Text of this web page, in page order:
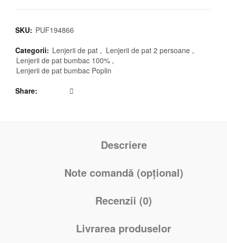
SKU: PUF194866
Categorii: Lenjerii de pat , Lenjerii de pat 2 persoane ,
Lenjerii de pat bumbac 100% ,
Lenjerii de pat bumbac Poplin
Share
Descriere
Note comandă (opțional)
Recenzii (0)
Livrarea produselor